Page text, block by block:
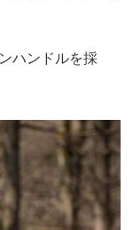
ハンドルを採